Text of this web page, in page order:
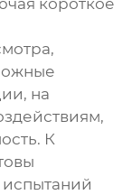
короткое
на
К
испытаний